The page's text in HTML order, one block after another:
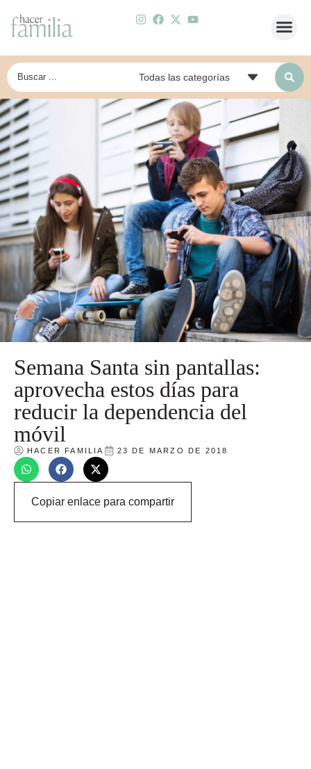
Semana Santa sin pantallas:
aprovecha estos días para
reducir la dependencia del
móvil
HACER FAMILIA 23 DE MARZO DE 2018
Copiar enlace para compartir